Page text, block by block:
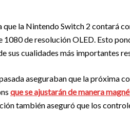
la Nintendo Switch 2 contará
1080 de resolución OLED. Esto
sus cualidades más importantes
aseguraban que la próxima
que se ajustarán de manera
también aseguró que los